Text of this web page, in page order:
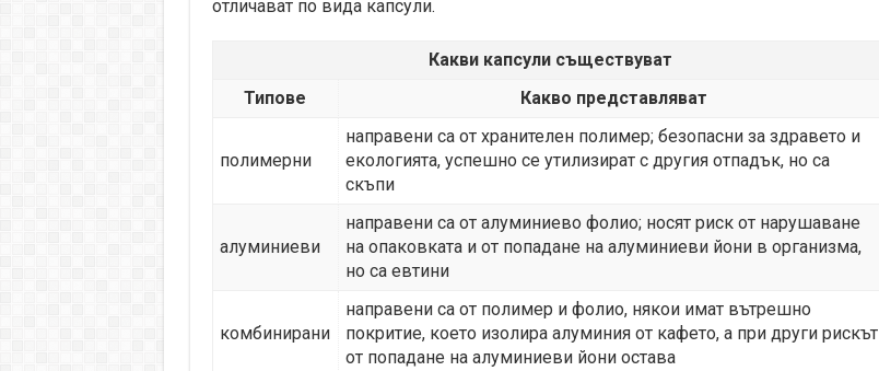
отличават по вида капсули.
Какви капсули съществуват
Типове
Какво представляват
полимерни
направени са от хранителен полимер; безопасни за здравето и
екологията, успешно се утилизират с другия отпадък, но са
скъпи
алуминиеви
направени са от алуминиево фолио; носят риск от нарушаване
на опаковката и от попадане на алуминиеви йони в организма,
но са евтини
комбинирани
направени са от полимер и фолио, някои имат вътрешно
покритие, което изолира алуминия от кафето, а при други рискът
от попадане на алуминиеви йони остава